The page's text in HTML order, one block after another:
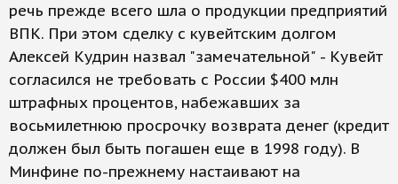
речь прежде всего шла о продукции предприятий
ВПК. При этом сделку с кувейтским долгом
Алексей Кудрин назвал "замечательной" - Кувейт
согласился не требовать с России $400 млн
штрафных процентов, набежавших за
восьмилетнюю просрочку возврата денег (кредит
должен был быть погашен еще в 1998 году). В
Минфине по-прежнему настаивают на